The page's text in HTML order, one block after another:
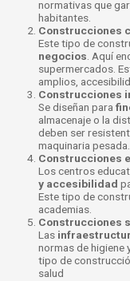
normativas que
habitantes.
Construcciones
Este tipo de
negocios. Aquí
supermercados.
amplios,
Construcciones
Se diseñan para
almacenaje o la
deben ser
maquinaria pesada.
Construcciones
Los centros
y accesibilidad
Este tipo de
academias.
Construcciones
Las
normas de higiene
tipo de
salud